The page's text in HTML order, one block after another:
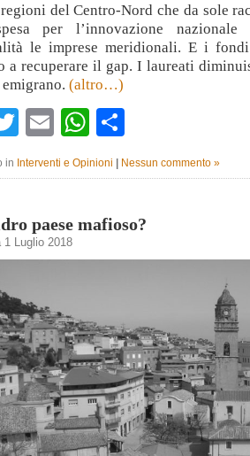
del Centro-Nord che da sole
per l’innovazione nazionale
le imprese meridionali. E i
a recuperare il gap. I laureati
(altro…)
TwitterEmailWhatsApp
in Interventi e Opinioni | Nessun commento »
paese mafioso?​
1 Luglio 2018